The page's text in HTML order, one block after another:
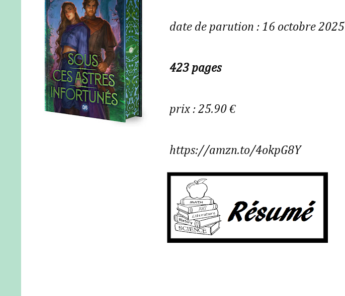
date de parution : 16 octobre 2025
423 pages
prix : 25.90 €
https://amzn.to/4okpG8Y